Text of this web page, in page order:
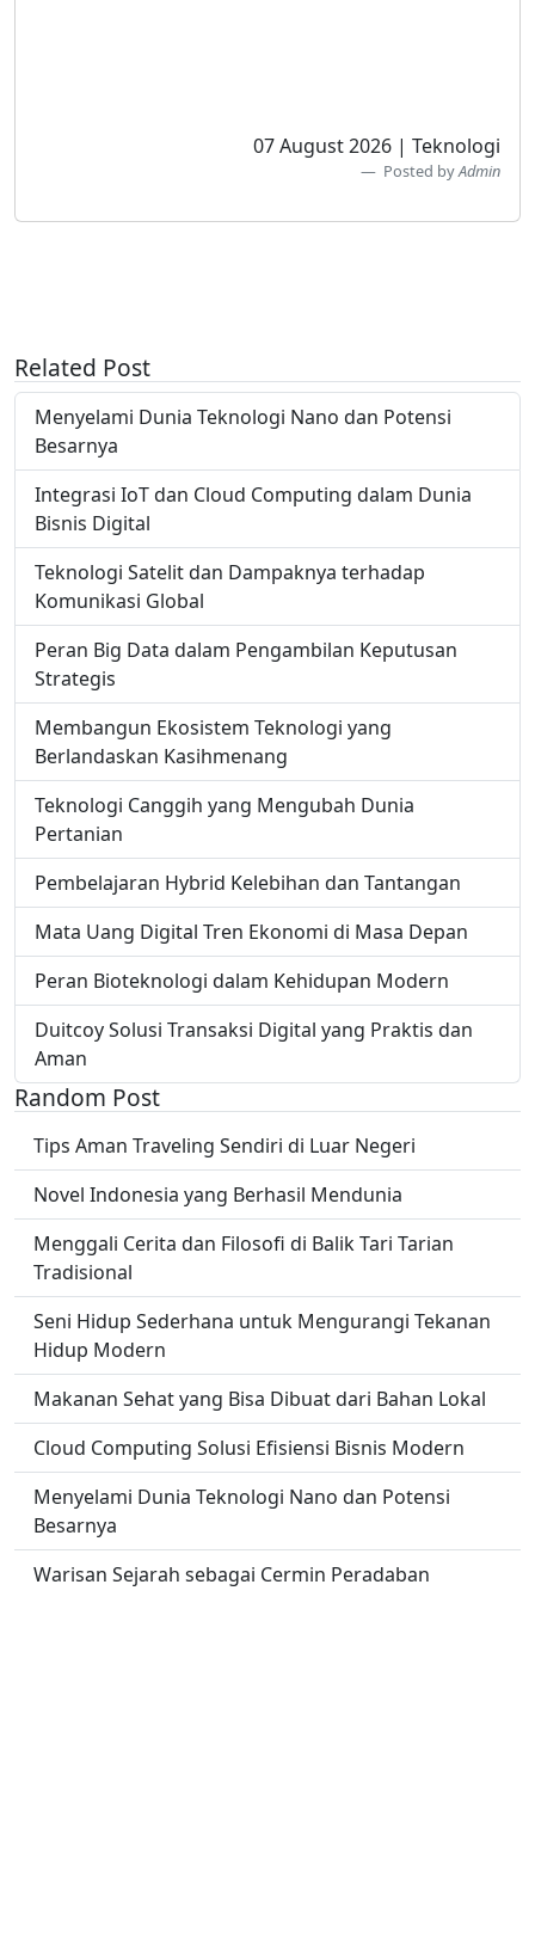
07 August 2026 | Teknologi
Posted byAdmin
Related Post
Menyelami Dunia Teknologi Nano dan Potensi
Besarnya
Integrasi IoT dan Cloud Computing dalam Dunia
Bisnis Digital
Teknologi Satelit dan Dampaknya terhadap
Komunikasi Global
Peran Big Data dalam Pengambilan Keputusan
Strategis
Membangun Ekosistem Teknologi yang
Berlandaskan Kasihmenang
Teknologi Canggih yang Mengubah Dunia
Pertanian
Pembelajaran Hybrid Kelebihan dan Tantangan
Mata Uang Digital Tren Ekonomi di Masa Depan
Peran Bioteknologi dalam Kehidupan Modern
Duitcoy Solusi Transaksi Digital yang Praktis dan
Aman
Random Post
Tips Aman Traveling Sendiri di Luar Negeri
Novel Indonesia yang Berhasil Mendunia
Menggali Cerita dan Filosofi di Balik Tari Tarian
Tradisional
Seni Hidup Sederhana untuk Mengurangi Tekanan
Hidup Modern
Makanan Sehat yang Bisa Dibuat dari Bahan Lokal
Cloud Computing Solusi Efisiensi Bisnis Modern
Menyelami Dunia Teknologi Nano dan Potensi
Besarnya
Warisan Sejarah sebagai Cermin Peradaban